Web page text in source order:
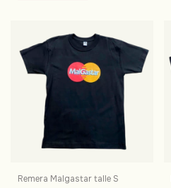
Remera Malgastar talle S